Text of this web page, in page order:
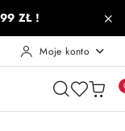
ZŁ !
Moje konto